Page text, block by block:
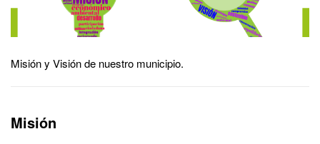
Misión y Visión de nuestro municipio.
Misión